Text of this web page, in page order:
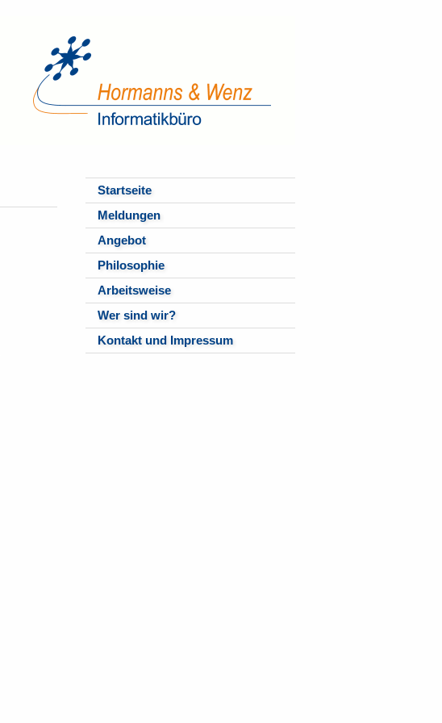
Startseite
Meldungen
Angebot
Philosophie
Arbeitsweise
Wer sind wir?
Kontakt und Impressum